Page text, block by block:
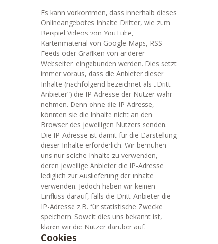
Es kann vorkommen, dass innerhalb dieses
Onlineangebotes Inhalte Dritter, wie zum
Beispiel Videos von YouTube,
Kartenmaterial von Google-Maps, RSS-
Feeds oder Grafiken von anderen
Webseiten eingebunden werden. Dies setzt
immer voraus, dass die Anbieter dieser
Inhalte (nachfolgend bezeichnet als „Dritt-
Anbieter“) die IP-Adresse der Nutzer wahr
nehmen. Denn ohne die IP-Adresse,
könnten sie die Inhalte nicht an den
Browser des jeweiligen Nutzers senden.
Die IP-Adresse ist damit für die Darstellung
dieser Inhalte erforderlich. Wir bemühen
uns nur solche Inhalte zu verwenden,
deren jeweilige Anbieter die IP-Adresse
lediglich zur Auslieferung der Inhalte
verwenden. Jedoch haben wir keinen
Einfluss darauf, falls die Dritt-Anbieter die
IP-Adresse z.B. für statistische Zwecke
speichern. Soweit dies uns bekannt ist,
klären wir die Nutzer darüber auf.
Cookies